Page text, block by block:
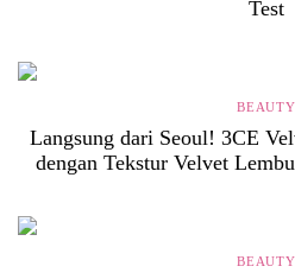
Test
BEAUTY
Langsung dari Seoul! 3CE
dengan Tekstur Velvet
BEAUTY